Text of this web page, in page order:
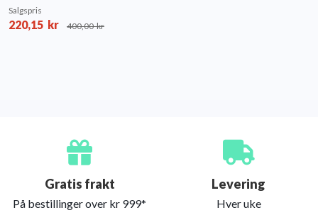
Salgspris
220,15 kr 400,00kr
Gratis frakt
På bestillinger over kr 999*
Levering
Hver uke